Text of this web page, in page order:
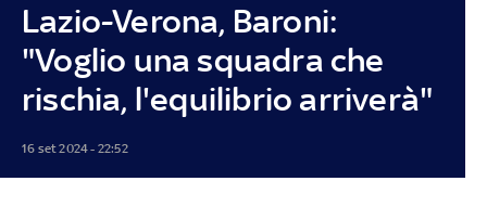
Lazio-Verona, Baroni:
"Voglio una squadra che
rischia, l'equilibrio arriverà"
16 set 2024 - 22:52